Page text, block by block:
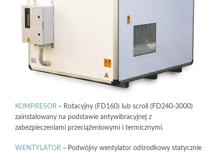
KOMPRESOR – Rotacyjny (FD160) lub scroll (FD240-3000)
zainstalowany na podstawie antywibracyjnej z
zabezpieczeniami przeciążeniowymi i termicznymi.
WENTYLATOR – Podwójny wentylator odśrodkowy statycznie